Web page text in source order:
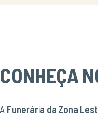
CONHEÇA
A Funerária da Zona